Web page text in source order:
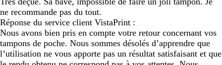
ne recommande pas du tout.
Réponse du service client VistaPrint :
Nous avons bien pris en compte votre retour concernant vos
tampons de poche. Nous sommes désolés d’apprendre que
l’utilisation ne vous apporte pas un résultat satisfaisant et que